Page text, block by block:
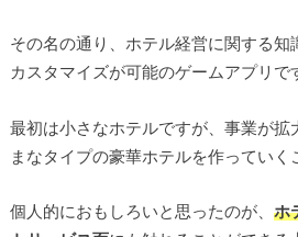
その名の通り、ホテル経営に関する知
カスタマイズが可能のゲームアプリで
最初は小さなホテルですが、事業が拡
まなタイプの豪華ホテルを作っていく
個人的におもしろいと思ったのが、 ホ